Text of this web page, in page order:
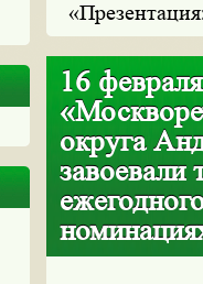
16
округа
завоевали